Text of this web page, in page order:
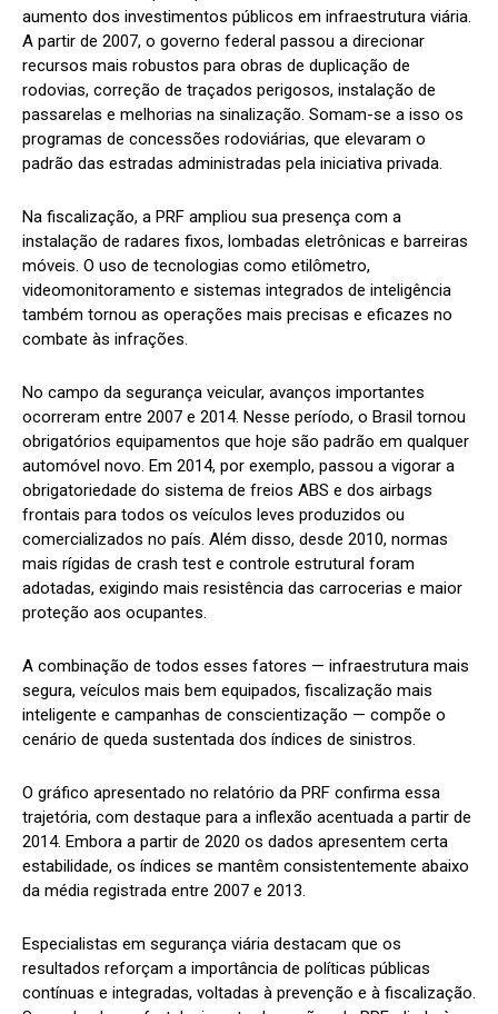
aumento dos investimentos públicos em infraestrutura viária.
A partir de 2007, o governo federal passou a direcionar
recursos mais robustos para obras de duplicação de
rodovias, correção de traçados perigosos, instalação de
passarelas e melhorias na sinalização. Somam-se a isso os
programas de concessões rodoviárias, que elevaram o
padrão das estradas administradas pela iniciativa privada.
Na fiscalização, a PRF ampliou sua presença com a
instalação de radares fixos, lombadas eletrônicas e barreiras
móveis. O uso de tecnologias como etilômetro,
videomonitoramento e sistemas integrados de inteligência
também tornou as operações mais precisas e eficazes no
combate às infrações.
No campo da segurança veicular, avanços importantes
ocorreram entre 2007 e 2014. Nesse período, o Brasil tornou
obrigatórios equipamentos que hoje são padrão em qualquer
automóvel novo. Em 2014, por exemplo, passou a vigorar a
obrigatoriedade do sistema de freios ABS e dos airbags
frontais para todos os veículos leves produzidos ou
comercializados no país. Além disso, desde 2010, normas
mais rígidas de crash test e controle estrutural foram
adotadas, exigindo mais resistência das carrocerias e maior
proteção aos ocupantes.
A combinação de todos esses fatores — infraestrutura mais
segura, veículos mais bem equipados, fiscalização mais
inteligente e campanhas de conscientização — compõe o
cenário de queda sustentada dos índices de sinistros.
O gráfico apresentado no relatório da PRF confirma essa
trajetória, com destaque para a inflexão acentuada a partir de
2014. Embora a partir de 2020 os dados apresentem certa
estabilidade, os índices se mantêm consistentemente abaixo
da média registrada entre 2007 e 2013.
Especialistas em segurança viária destacam que os
resultados reforçam a importância de políticas públicas
contínuas e integradas, voltadas à prevenção e à fiscalização.